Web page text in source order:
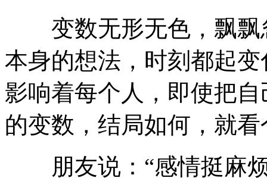
变数无形无色，飘飘
本身的想法，时刻都起
影响着每个人，即使把
的变数，结局如何，就
朋友说：“感情挺麻烦